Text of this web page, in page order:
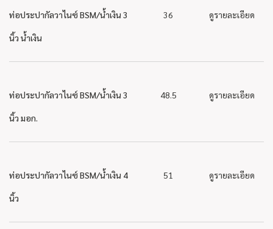
ท่อประปากัลวาไนซ์ BSM/น้ำเงิน 3
นิ้ว น้ำเงิน
36 ดูรายละเอียด
ท่อประปากัลวาไนซ์ BSM/น้ำเงิน 3
นิ้ว มอก.
48.5 ดูรายละเอียด
ท่อประปากัลวาไนซ์ BSM/น้ำเงิน 4
นิ้ว
51 ดูรายละเอียด